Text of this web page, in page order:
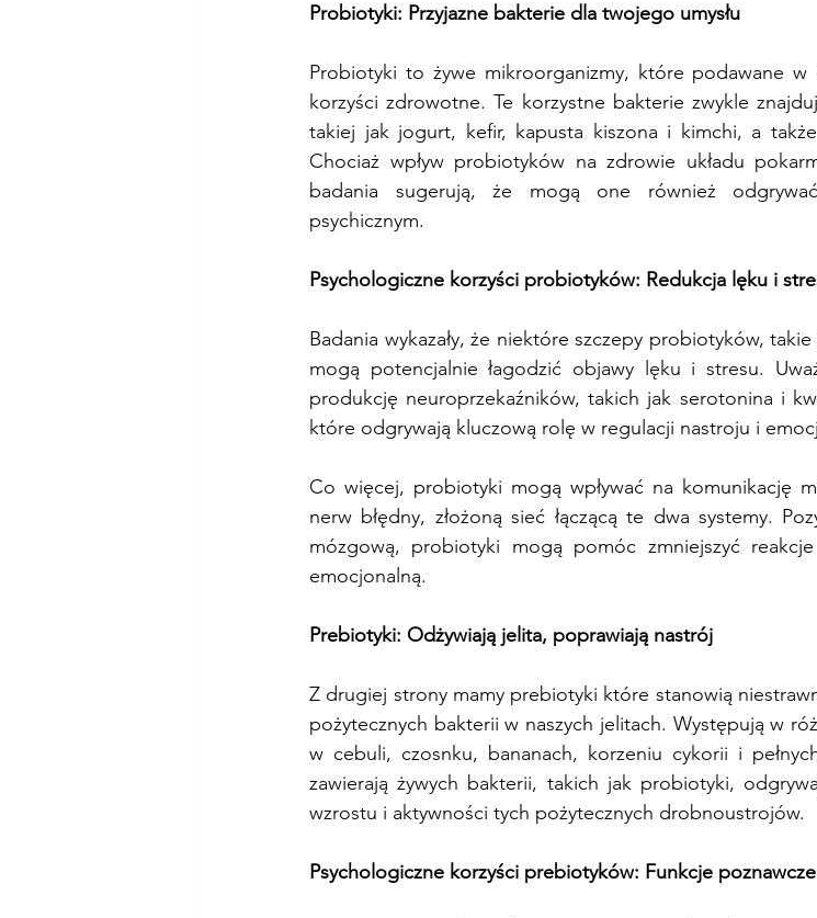
Probiotyki: Przyjazne bakterie dla twojego umysłu
Probiotyki to żywe mikroorganizmy, które podawane w
korzyści zdrowotne. Te korzystne bakterie zwykle
takiej jak jogurt, kefir, kapusta kiszona i kimchi, a
Chociaż wpływ probiotyków na zdrowie układu
badania sugerują, że mogą one również
psychicznym.
Psychologiczne korzyści probiotyków: Redukcja lęku i
Badania wykazały, że niektóre szczepy probiotyków,
mogą potencjalnie łagodzić objawy lęku i stresu.
produkcję neuroprzekaźników, takich jak serotonina i
które odgrywają kluczową rolę w regulacji nastroju i
Co więcej, probiotyki mogą wpływać na komunikację
nerw błędny, złożoną sieć łączącą te dwa systemy.
mózgową, probiotyki mogą pomóc zmniejszyć
emocjonalną.
Prebiotyki: Odżywiają jelita, poprawiają nastrój
Z drugiej strony mamy prebiotyki które stanowią
pożytecznych bakterii w naszych jelitach. Występują w
w cebuli, czosnku, bananach, korzeniu cykorii i
zawierają żywych bakterii, takich jak probiotyki,
wzrostu i aktywności tych pożytecznych drobnoustrojów.
Psychologiczne korzyści prebiotyków: Funkcje